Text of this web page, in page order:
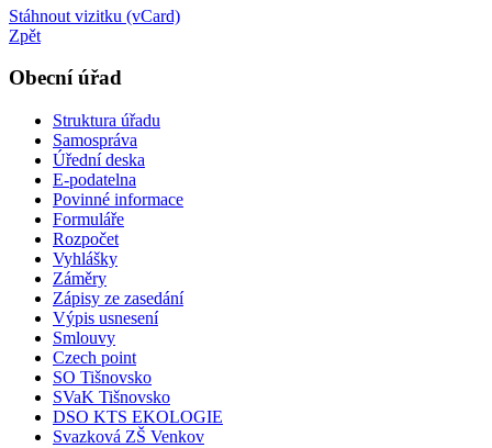
Stáhnout vizitku (vCard)
Zpět
Obecní úřad
Struktura úřadu
Samospráva
Úřední deska
E-podatelna
Povinné informace
Formuláře
Rozpočet
Vyhlášky
Záměry
Zápisy ze zasedání
Výpis usnesení
Smlouvy
Czech point
SO Tišnovsko
SVaK Tišnovsko
DSO KTS EKOLOGIE
Svazková ZŠ Venkov